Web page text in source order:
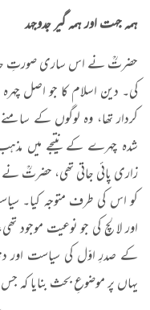
ہمہ جہت اور ہمہ گیر جدوجہد
حضرتؒ نے اس ساری صورتِ حال
کی۔ دین اسلام کا جو اصل
کردار تھا، وہ لوگوں کے
شدہ چہرے کے نتیجے میں
زاری پائی جاتی تھی، حضرتؒ
کو اس کی طرف متوجہ کیا۔
اور لالچ کی جو نوعیت
کے صدرِ اوّل کی سیاست اور
یہاں پر موضوعِ بحث بنایا کہ